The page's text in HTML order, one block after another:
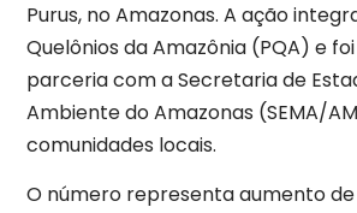
Purus, no Amazonas. A ação
Quelônios da Amazônia (PQA) e
parceria com a Secretaria de
Ambiente do Amazonas (SEMA/
comunidades locais.
O número representa aumento de